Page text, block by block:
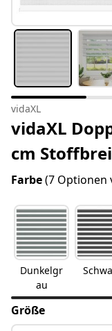
vidaXL
vidaXL
cm
Farbe(7 Optionen
Dunkelgr
au
Größe